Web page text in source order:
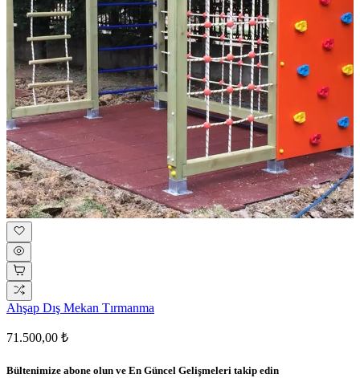
Ahşap Dış Mekan Tırmanma
71.500,00 ₺
Bültenimize abone olun ve En Güncel Gelişmeleri takip edin